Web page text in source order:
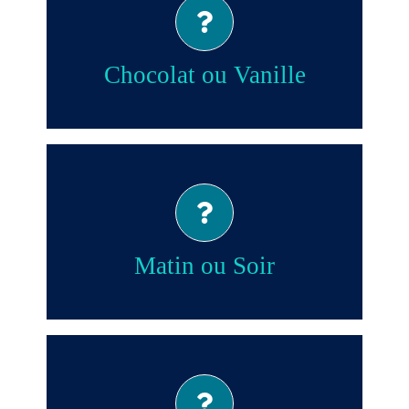
Chocolat ou Vanille
Vanille!
Matin ou Soir
Soir!